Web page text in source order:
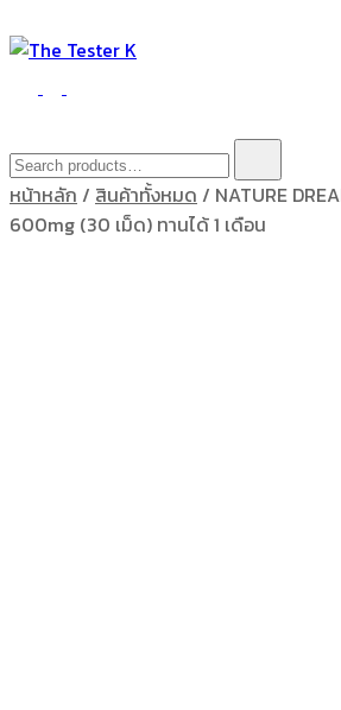
The Tester K
Korean cosmetics
Search
for:
หน้าหลัก / สินค้าทั้งหมด / NATURE
600mg (30 เม็ด) ทานได้ 1 เดือน